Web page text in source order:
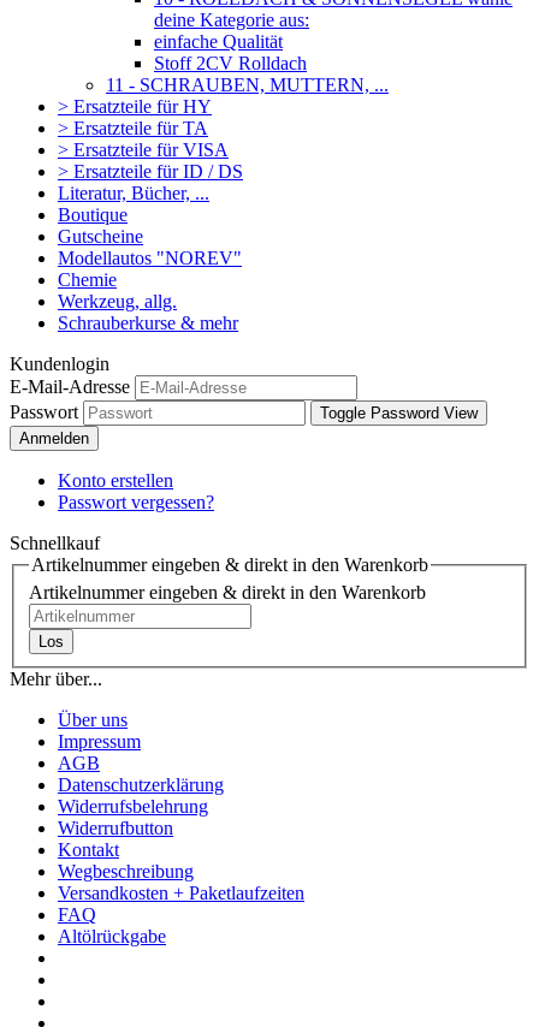
deine Kategorie aus:
einfache Qualität
Stoff 2CV Rolldach
11 - SCHRAUBEN, MUTTERN, ...
> Ersatzteile für HY
> Ersatzteile für TA
> Ersatzteile für VISA
> Ersatzteile für ID / DS
Literatur, Bücher, ...
Boutique
Gutscheine
Modellautos "NOREV"
Chemie
Werkzeug, allg.
Schrauberkurse & mehr
Kundenlogin
E-Mail-Adresse
Passwort
Toggle Password View
Anmelden
Konto erstellen
Passwort vergessen?
Schnellkauf
Artikelnummer eingeben & direkt in den Warenkorb
Artikelnummer eingeben & direkt in den Warenkorb
Los
Mehr über...
Über uns
Impressum
AGB
Datenschutzerklärung
Widerrufsbelehrung
Widerrufbutton
Kontakt
Wegbeschreibung
Versandkosten + Paketlaufzeiten
FAQ
Altölrückgabe